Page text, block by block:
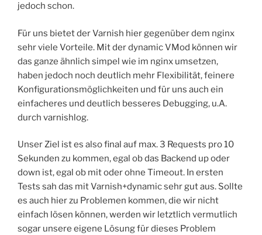
jedoch schon.
Für uns bietet der Varnish hier gegenüber dem nginx
sehr viele Vorteile. Mit der dynamic VMod können wir
das ganze ähnlich simpel wie im nginx umsetzen,
haben jedoch noch deutlich mehr Flexibilität, feinere
Konfigurationsmöglichkeiten und für uns auch ein
einfacheres und deutlich besseres Debugging, u.A.
durch varnishlog.
Unser Ziel ist es also final auf max. 3 Requests pro 10
Sekunden zu kommen, egal ob das Backend up oder
down ist, egal ob mit oder ohne Timeout. In ersten
Tests sah das mit Varnish+dynamic sehr gut aus. Sollte
es auch hier zu Problemen kommen, die wir nicht
einfach lösen können, werden wir letztlich vermutlich
sogar unsere eigene Lösung für dieses Problem